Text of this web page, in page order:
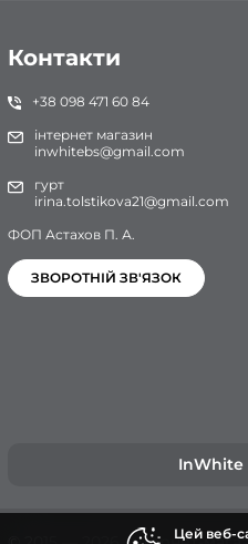
Контакти
+38 098 471 60 84
інтернет магазин
inwhitebs@gmail.com
гурт
irina.tolstikova21@gmail.com
ФОП Астахов П. А.
ЗВОРОТНІЙ ЗВ'ЯЗОК
InWhite
Цей веб-